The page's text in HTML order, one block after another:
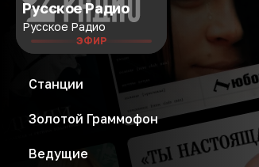
Русское Радио
Русское Радио
ЭФИР
Станции
Золотой Граммофон
Ведущие